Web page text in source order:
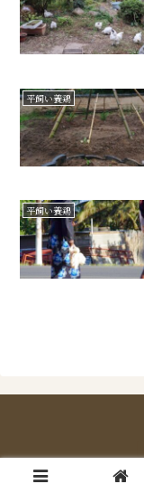
平飼い養鶏
平飼い養鶏
Copyright ©